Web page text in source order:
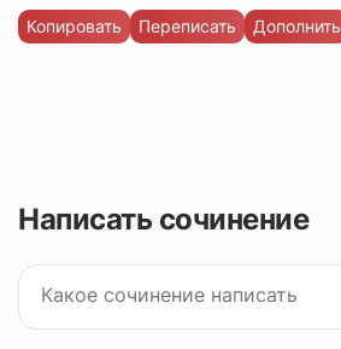
Копировать Переписать Дополнить
Написать сочинение